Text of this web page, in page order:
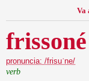
Va
frissoné
pronuncia: /frisuˈne/
verb